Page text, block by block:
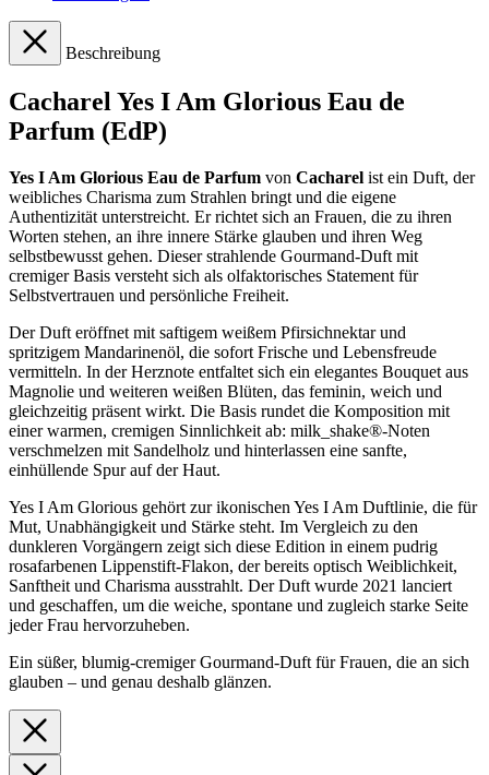
Beschreibung
Cacharel Yes I Am Glorious Eau de
Parfum (EdP)
Yes I Am Glorious Eau de Parfum von Cacharel ist ein Duft, der
weibliches Charisma zum Strahlen bringt und die eigene
Authentizität unterstreicht. Er richtet sich an Frauen, die zu ihren
Worten stehen, an ihre innere Stärke glauben und ihren Weg
selbstbewusst gehen. Dieser strahlende Gourmand-Duft mit
cremiger Basis versteht sich als olfaktorisches Statement für
Selbstvertrauen und persönliche Freiheit.
Der Duft eröffnet mit saftigem weißem Pfirsichnektar und
spritzigem Mandarinenöl, die sofort Frische und Lebensfreude
vermitteln. In der Herznote entfaltet sich ein elegantes Bouquet aus
Magnolie und weiteren weißen Blüten, das feminin, weich und
gleichzeitig präsent wirkt. Die Basis rundet die Komposition mit
einer warmen, cremigen Sinnlichkeit ab: milk_shake®-Noten
verschmelzen mit Sandelholz und hinterlassen eine sanfte,
einhüllende Spur auf der Haut.
Yes I Am Glorious gehört zur ikonischen Yes I Am Duftlinie, die für
Mut, Unabhängigkeit und Stärke steht. Im Vergleich zu den
dunkleren Vorgängern zeigt sich diese Edition in einem pudrig
rosafarbenen Lippenstift-Flakon, der bereits optisch Weiblichkeit,
Sanftheit und Charisma ausstrahlt. Der Duft wurde 2021 lanciert
und geschaffen, um die weiche, spontane und zugleich starke Seite
jeder Frau hervorzuheben.
Ein süßer, blumig-cremiger Gourmand-Duft für Frauen, die an sich
glauben – und genau deshalb glänzen.